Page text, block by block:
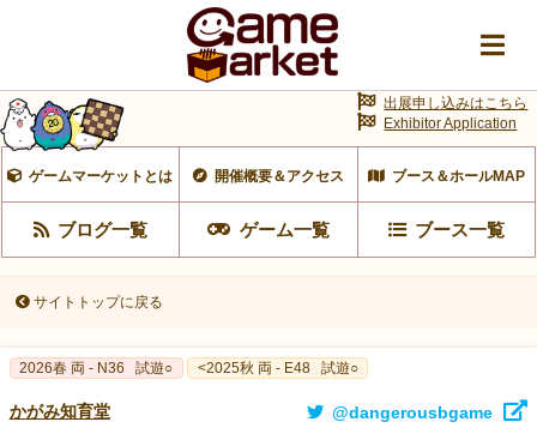
ゲームマーケットとは 開催概要＆アクセス ブース＆ホールMAP
ブログ一覧 ゲーム一覧 ブース一覧
出展申し込みはこちら
Exhibitor Application
サイトトップに戻る
2026春 両 - N36 試遊○ <2025秋 両 - E48 試遊○
かがみ知育堂 @dangerousbgame